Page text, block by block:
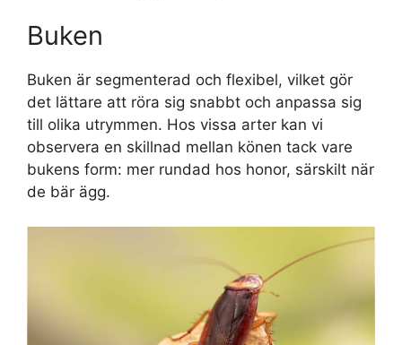
Buken
Buken är segmenterad och flexibel, vilket gör
det lättare att röra sig snabbt och anpassa sig
till olika utrymmen. Hos vissa arter kan vi
observera en skillnad mellan könen tack vare
bukens form: mer rundad hos honor, särskilt när
de bär ägg.